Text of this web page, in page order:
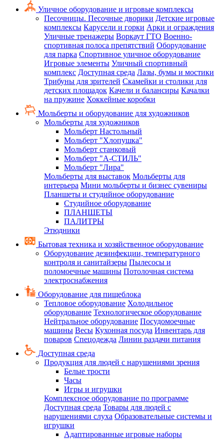
Уличное оборудование и игровые комплексы
Песочницы. Песочные дворики Детские игровые
комплексы Карусели и горки Арки и ограждения
Уличные тренажеры Воркаут ГТО Военно-
спортивная полоса препятствий Оборудование
для парка Спортивное уличное оборудование
Игровые элементы Уличный спортивный
комплекс Доступная среда Лазы, бумы и мостики
Трибуны для зрителей Скамейки и столики для
детских площадок Качели и балансиры Качалки
на пружине Хоккейные коробки
Мольберты и оборудование для художников
Мольберты для художников
Мольберт Настольный
Мольберт "Хлопушка"
Мольберт станковый
Мольберт "А-СТИЛЬ"
Мольберт "Лира"
Мольберты для выставок Мольберты для
интерьера Мини мольберты и бизнес сувениры
Планшеты и студийное оборудование
Студийное оборудование
ПЛАНШЕТЫ
ПАЛИТРЫ
Этюдники
Бытовая техника и хозяйственное оборудование
Оборудование дезинфекции, температурного
контроля и санитайзеры Пылесосы и
поломоечные машины Потолочная система
электроснабжения
Оборудование для пищеблока
Тепловое оборудование Холодильное
оборудование Технологическое оборудование
Нейтральное оборудование Посудомоечные
машины Весы Кухонная посуда Инвентарь для
поваров Спецодежда Линии раздачи питания
Доступная среда
Продукция для людей с нарушениями зрения
Белые трости
Часы
Игры и игрушки
Комплексное оборудование по программе
Доступная среда Товары для людей с
нарушениями слуха Образовательные системы и
игрушки
Адаптированные игровые наборы